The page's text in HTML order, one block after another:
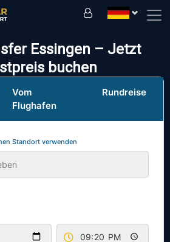
Essingen – Jetzt
buchen
Vom
Flughafen
Rundreise
Standort verwenden